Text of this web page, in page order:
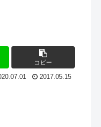
コピー
2017.05.15